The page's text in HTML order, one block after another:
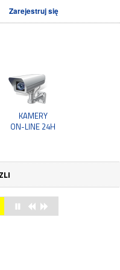
Zarejestruj się
KAMERY
ON-LINE 24H